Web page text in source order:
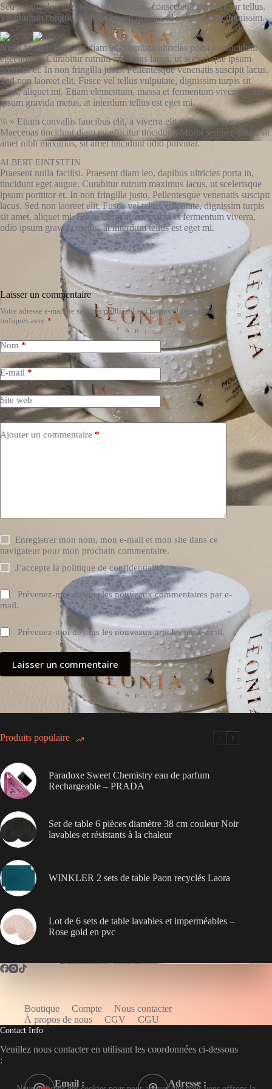
Sed magna dui, dignissim id felis vitae, consectetur consectetur tellus.
Vestibulum congue tellus eu ipsum finibus, id vulputate mi dignissim.
Nulla facilisi. Praesent diam leo, dapibus ultricies porta in, tincidunt
eget augue. Curabitur rutrum maximus lacus, ut scelerisque ipsum
porttitor et. In non fringilla justo. Pellentesque venenatis suscipit lacus.
Sed non laoreet elit. Fusce vel tellus vulputate, dignissim turpis sit
amet, aliquet mi. Etiam elementum, massa et fermentum viverra, odio
ipsum gravida metus, at interdum tellus est eget mi.
\\\ » Etiam convallis faucibus elit, a viverra elit pellentesque eu.
Maecenas tincidunt diam eu efficitur tincidunt. Morbi semper ipsum sit
amet nibh maximus, sit amet tincidunt odio pulvinar.
ALBERT EINTSTEIN
Praesent nulla facilisi. Praesent diam leo, dapibus ultricies porta in,
tincidunt eget augue. Curabitur rutrum maximus lacus, ut scelerisque
ipsum porttitor et. In non fringilla justo. Pellentesque venenatis suscipit
lacus. Sed non laoreet elit. Fusce vel tellus vulputate, dignissim turpis
sit amet, aliquet mi. Etiam elementum, massa et fermentum viverra,
odio ipsum gravida metus, at interdum tellus est eget mi.
Laisser un commentaire
Votre adresse e-mail ne sera pas publiée. Les champs obligatoires sont
indiqués avec *
Nom *
E-mail *
Site web
Ajouter un commentaire *
Enregistrer mon nom, mon e-mail et mon site dans ce
navigateur pour mon prochain commentaire.
J’accepte la politique de confidentialité
Prévenez-moi de tous les nouveaux commentaires par e-
mail.
Prévenez-moi de tous les nouveaux articles par e-mail.
Laisser un commentaire
Produits populaire
Paradoxe Sweet Chemistry eau de parfum
Rechargeable – PRADA
Set de table 6 pièces diamètre 38 cm couleur Noir
lavables et résistants à la chaleur
WINKLER 2 sets de table Paon recyclés Laora
Lot de 6 sets de table lavables et imperméables –
Rose gold en pvc
Boutique Compte
Nous contacter
À propos de nous
CGV CGU
Contact Info
Veuillez nous contacter en utilisant les coordonnées ci-dessous
:
Email : Adresse :
WELCOME5